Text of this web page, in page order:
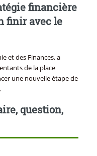
financière
finir avec le
et des Finances, a
de la place
une nouvelle étape de
question,